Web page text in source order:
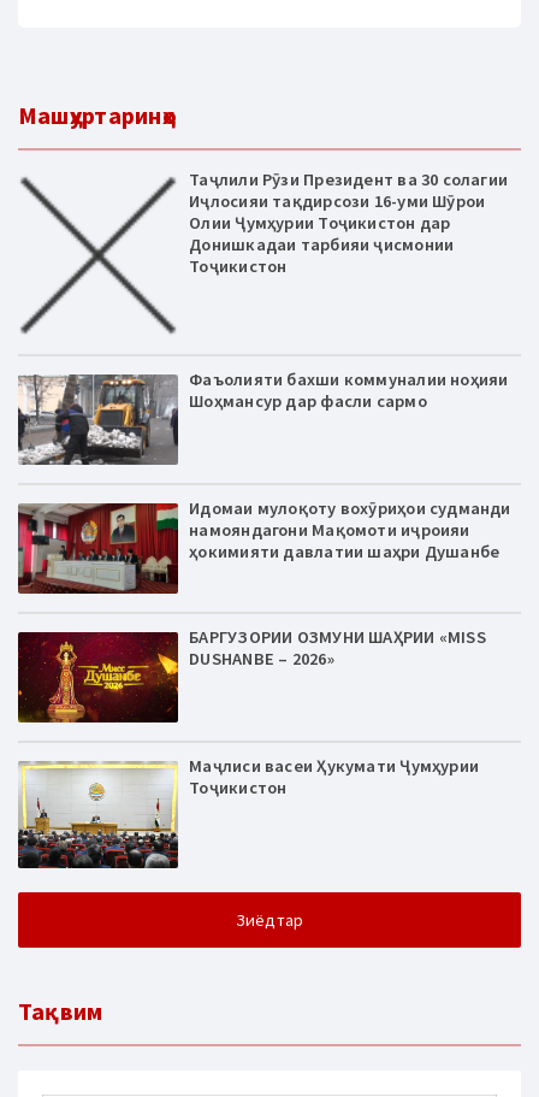
Машҳуртаринҳо
Таҷлили Рӯзи Президент ва 30 солагии
Иҷлосияи тақдирсози 16-уми Шӯрои
Олии Ҷумҳурии Тоҷикистон дар
Донишкадаи тарбияи ҷисмонии
Тоҷикистон
Фаъолияти бахши коммуналии ноҳияи
Шоҳмансур дар фасли сармо
Идомаи мулоқоту вохӯриҳои судманди
намояндагони Мақомоти иҷроияи
ҳокимияти давлатии шаҳри Душанбе
БАРГУЗОРИИ ОЗМУНИ ШАҲРИИ «MISS
DUSHANBE – 2026»
Маҷлиси васеи Ҳукумати Ҷумҳурии
Тоҷикистон
Зиёдтар
Тақвим